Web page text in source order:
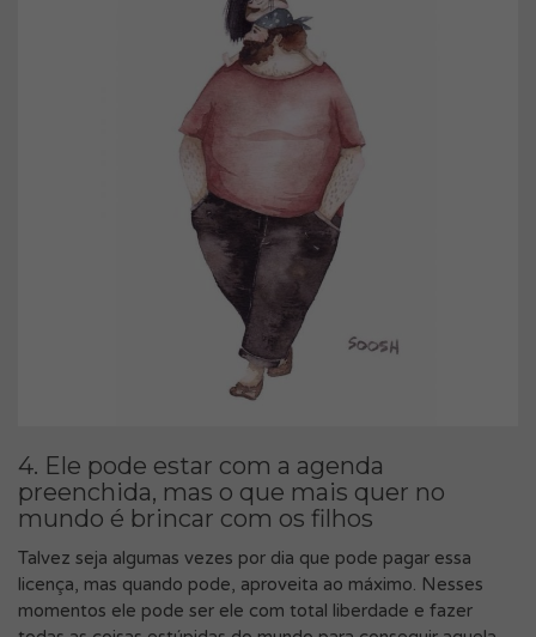
4. Ele pode estar com a agenda
preenchida, mas o que mais quer no
mundo é brincar com os filhos
Talvez seja algumas vezes por dia que pode pagar essa
licença, mas quando pode, aproveita ao máximo. Nesses
momentos ele pode ser ele com total liberdade e fazer